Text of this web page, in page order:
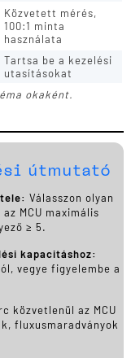
Közvetett mérés,
100:1 minta
használata
Tartsa be a kezelési
utasításokat
okaként.
útmutató
Válasszon olyan
MCU maximális
≥ 5.
kapacitáshoz:
vegye figyelembe a
közvetlenül az MCU
fluxusmaradványok